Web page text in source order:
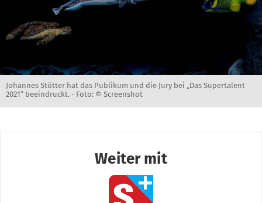
Johannes Stötter hat das Publikum und die Jury bei „Das Supertalent
2021“ beeindruckt. - Foto: © Screenshot